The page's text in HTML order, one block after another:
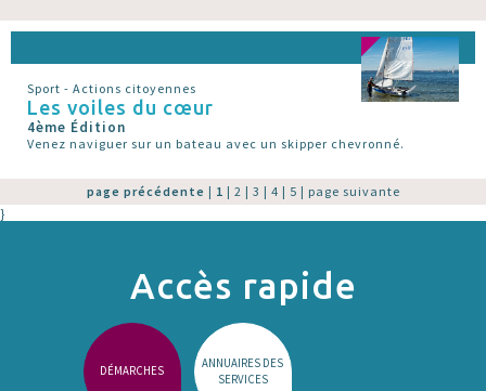
Sport - Actions citoyennes
Les voiles du cœur
4ème Édition
Venez naviguer sur un bateau avec un skipper chevronné.
page précédente | 1 | 2 | 3 | 4 | 5 | page suivante
}
Accès rapide
DÉMARCHES
ANNUAIRES DES
SERVICES